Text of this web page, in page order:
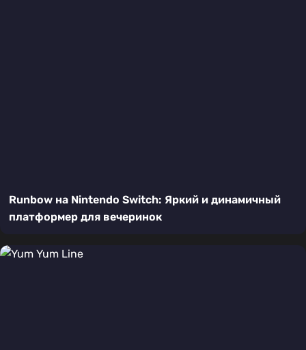
Runbow на Nintendo Switch: Яркий и динамичный
платформер для вечеринок